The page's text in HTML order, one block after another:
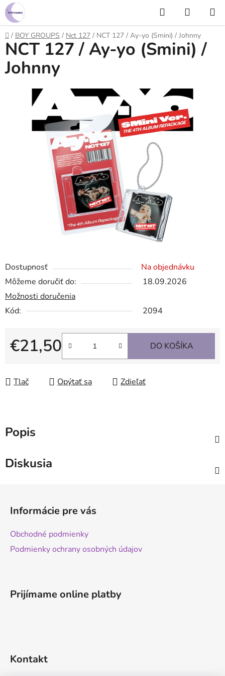
Prejsť
na
obsah
Hľadať
KOŠÍK
Domov
/ BOY GROUPS / Nct 127 / NCT 127 / Ay-yo (Smini) / Johnny
Dostupnosť
Na objednávku
Môžeme doručiť do:
18.09.2026
Možnosti doručenia
Kód:
2094
€21,50
Jednotková cena:
DO KOŠÍKA
Tlač Opýtať sa Zdieľať
NCT 127 / Ay-yo (Smini) /
Johnny
Popis
Diskusia
Informácie pre vás
Obchodné podmienky
Podmienky ochrany osobných údajov
Prijímame online platby
Kontakt